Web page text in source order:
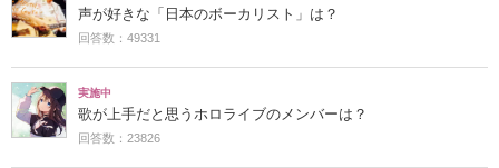
声が好きな「日本のボーカリスト」は？
回答数：49331
実施中
歌が上手だと思うホロライブのメンバーは？
回答数：23826